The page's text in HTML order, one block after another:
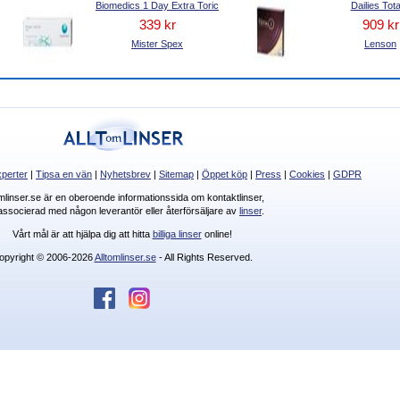
Biomedics 1 Day Extra Toric
339 kr
Mister Spex
Dailies
909 kr
Lenson
| Tipsa en vän | Nyhetsbrev | Sitemap | Öppet köp | Press | Cookies | GDPR
är en oberoende informationssida om kontaktlinser,
med någon leverantör eller återförsäljare av linser.
Vårt mål är att hjälpa dig att hitta billiga linseronline!
© 2006-2026Alltomlinser.se- All Rights Reserved.